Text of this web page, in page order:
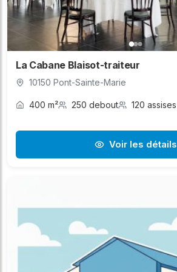
La Cabane Blaisot-traiteur
10150 Pont-Sainte-Marie
400 m² 250 debout 120 assises
Voir les détails